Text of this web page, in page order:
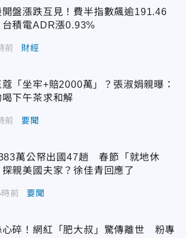
開盤漲跌互見！費半指數飆逾191.46
積電ADR漲0.93%
前 財經
蔻「坐牢+賠2000萬」？張淑娟親曝：
喝下午茶求和解
前 要聞
萬公帑出國47趟 春節「就地休
親美國夫家？徐佳青回應了
前 要聞
心碎！網紅「肥大叔」驚傳離世 粉專